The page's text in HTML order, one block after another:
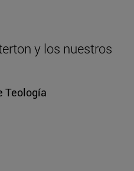
y los nuestros
Teología